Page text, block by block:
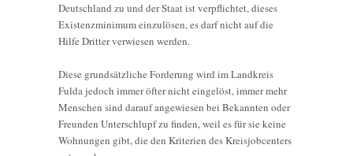
Deutschland zu und der Staat ist verpflichtet, dieses
Existenzminimum einzulösen, es darf nicht auf die
Hilfe Dritter verwiesen werden.
Diese grundsätzliche Forderung wird im Landkreis
Fulda jedoch immer öfter nicht eingelöst, immer mehr
Menschen sind darauf angewiesen bei Bekannten oder
Freunden Unterschlupf zu finden, weil es für sie keine
Wohnungen gibt, die den Kriterien des Kreisjobcenters